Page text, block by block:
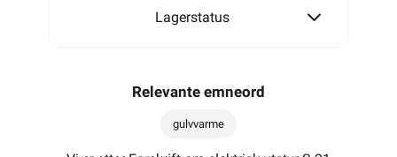
Lagerstatus
Relevante emneord
gulvvarme